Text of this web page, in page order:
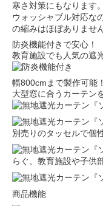
寒さ対策にもなります。
ウォッシャブル対応な
の縮みはほぼありません
防炎機能付きで安心！
教育施設でも人気の遮
幅800cmまで製作可能！
大型窓に合うカーテン
別売りのタッセルで個
らぐ。教育施設や子供
商品機能